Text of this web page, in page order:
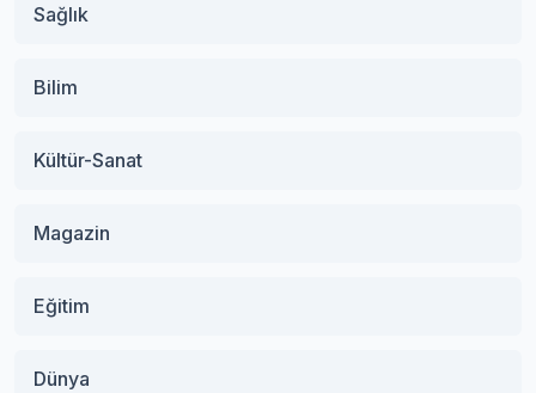
Sağlık
Bilim
Kültür-Sanat
Magazin
Eğitim
Dünya